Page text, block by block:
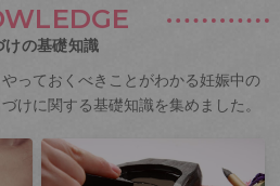
けの基礎知識
っておくべきことがわかる妊娠中の
けに関する基礎知識を集めました。